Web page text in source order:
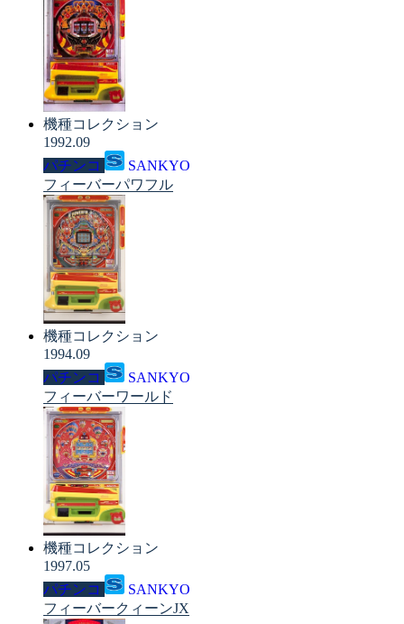
機種コレクション
1992.09
パチンコ
SANKYO
フィーバーパワフル
機種コレクション
1994.09
パチンコ
SANKYO
フィーバーワールド
機種コレクション
1997.05
パチンコ
SANKYO
フィーバークィーンJX